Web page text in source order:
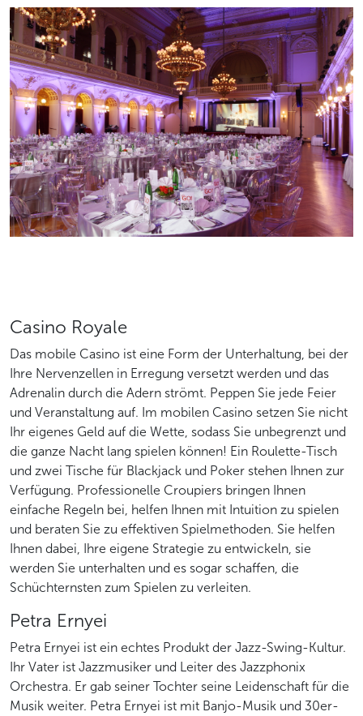
Casino Royale
Das mobile Casino ist eine Form der Unterhaltung, bei der
Ihre Nervenzellen in Erregung versetzt werden und das
Adrenalin durch die Adern strömt. Peppen Sie jede Feier
und Veranstaltung auf. Im mobilen Casino setzen Sie nicht
Ihr eigenes Geld auf die Wette, sodass Sie unbegrenzt und
die ganze Nacht lang spielen können! Ein Roulette-Tisch
und zwei Tische für Blackjack und Poker stehen Ihnen zur
Verfügung. Professionelle Croupiers bringen Ihnen
einfache Regeln bei, helfen Ihnen mit Intuition zu spielen
und beraten Sie zu effektiven Spielmethoden. Sie helfen
Ihnen dabei, Ihre eigene Strategie zu entwickeln, sie
werden Sie unterhalten und es sogar schaffen, die
Schüchternsten zum Spielen zu verleiten.
Petra Ernyei
Petra Ernyei ist ein echtes Produkt der Jazz-Swing-Kultur.
Ihr Vater ist Jazzmusiker und Leiter des Jazzphonix
Orchestra. Er gab seiner Tochter seine Leidenschaft für die
Musik weiter. Petra Ernyei ist mit Banjo-Musik und 30er-